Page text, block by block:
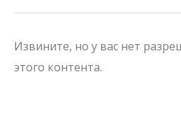
Извините, но у вас нет
этого контента.